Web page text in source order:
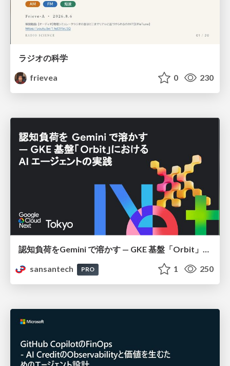
ラジオの科学
frievea
0 230
認知負荷をGemini で溶かす — GKE 基盤「Orbit」における AI エージェントの実践
sansantech
PRO 1 250